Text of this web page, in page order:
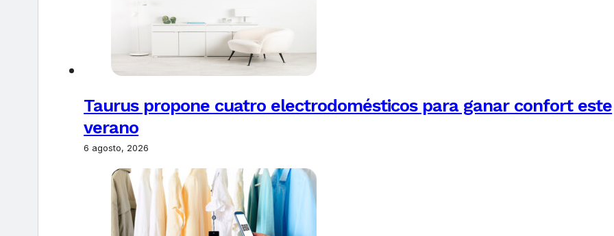
Taurus propone cuatro electrodomésticos para ganar confort este
verano
6 agosto, 2026